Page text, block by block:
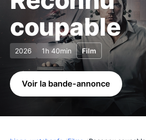
coupable
2026 1h 40min Film
Voir la bande-annonce